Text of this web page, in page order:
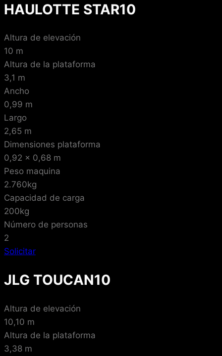
HAULOTTE STAR10
Altura de elevación
10 m
Altura de la plataforma
3,1 m
Ancho
0,99 m
Largo
2,65 m
Dimensiones plataforma
0,92 x 0,68 m
Peso maquina
2.760kg
Capacidad de carga
200kg
Número de personas
2
Solicitar
JLG TOUCAN10
Altura de elevación
10,10 m
Altura de la plataforma
3,38 m